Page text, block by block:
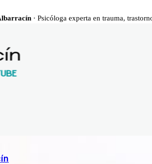
· Psicóloga experta en trauma,